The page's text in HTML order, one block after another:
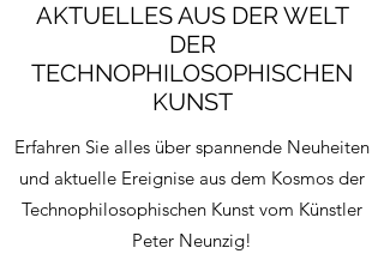
AKTUELLES AUS DER WELT
DER
TECHNOPHILOSOPHISCHEN
KUNST
Erfahren Sie alles über spannende Neuheiten
und aktuelle Ereignise aus dem Kosmos der
Technophilosophischen Kunst vom Künstler
Peter Neunzig!